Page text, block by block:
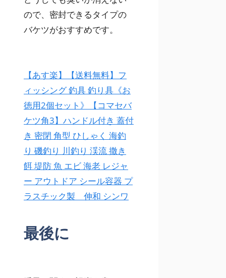
ので、密封できるタイプの
バケツがおすすめです。
【あす楽】【送料無料】フ
ィッシング 釣具 釣り具《お
徳用2個セット》【コマセバ
ケツ角3】ハンドル付き 蓋付
き 密閉 角型 ひしゃく 海釣
り 磯釣り 川釣り 渓流 撒き
餌 堤防 魚 エビ 海老 レジャ
ー アウトドア シール容器 プ
ラスチック製 伸和 シンワ
最後に